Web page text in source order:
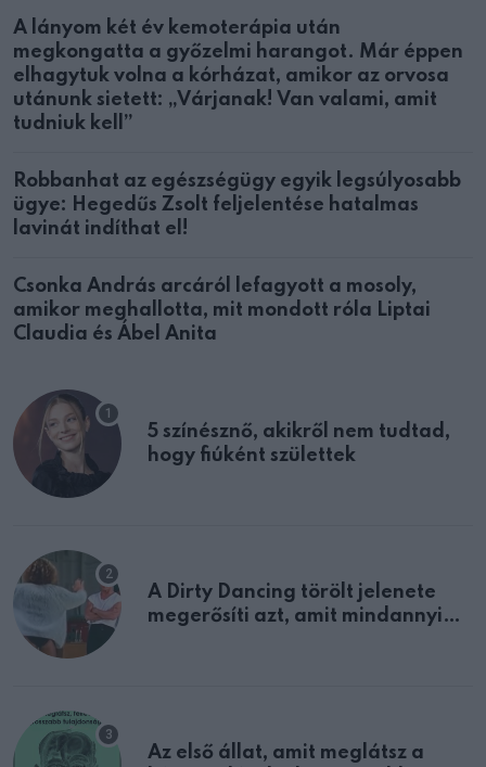
A lányom két év kemoterápia után
megkongatta a győzelmi harangot. Már éppen
elhagytuk volna a kórházat, amikor az orvosa
utánunk sietett: „Várjanak! Van valami, amit
tudniuk kell”
Robbanhat az egészségügy egyik legsúlyosabb
ügye: Hegedűs Zsolt feljelentése hatalmas
lavinát indíthat el!
Csonka András arcáról lefagyott a mosoly,
amikor meghallotta, mit mondott róla Liptai
Claudia és Ábel Anita
5 színésznő, akikről nem tudtad,
hogy fiúként születtek
A Dirty Dancing törölt jelenete
megerősíti azt, amit mindannyian
Az első állat, amit meglátsz a